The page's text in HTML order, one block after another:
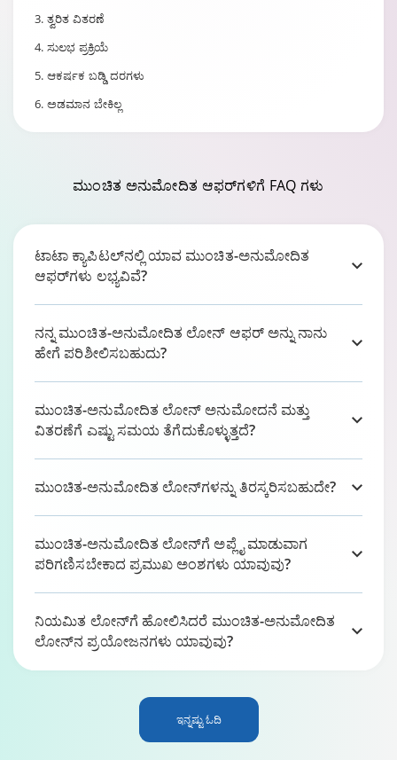
3. ತ್ವರಿತ ವಿತರಣೆ
4. ಸುಲಭ ಪ್ರಕ್ರಿಯೆ
5. ಆಕರ್ಷಕ ಬಡ್ಡಿ ದರಗಳು
6. ಅಡಮಾನ ಬೇಕಿಲ್ಲ
ಮುಂಚಿತ ಅನುಮೋದಿತ ಆಫರ್‌ಗಳಿಗೆ FAQ ಗಳು
ಟಾಟಾ ಕ್ಯಾಪಿಟಲ್‌ನಲ್ಲಿ ಯಾವ ಮುಂಚಿತ-ಅನುಮೋದಿತ
ಆಫರ್‌ಗಳು ಲಭ್ಯವಿವೆ?
ನನ್ನ ಮುಂಚಿತ-ಅನುಮೋದಿತ ಲೋನ್ ಆಫರ್ ಅನ್ನು ನಾನು
ಹೇಗೆ ಪರಿಶೀಲಿಸಬಹುದು?
ಮುಂಚಿತ-ಅನುಮೋದಿತ ಲೋನ್ ಅನುಮೋದನೆ ಮತ್ತು
ವಿತರಣೆಗೆ ಎಷ್ಟು ಸಮಯ ತೆಗೆದುಕೊಳ್ಳುತ್ತದೆ?
ಮುಂಚಿತ-ಅನುಮೋದಿತ ಲೋನ್‌ಗಳನ್ನು ತಿರಸ್ಕರಿಸಬಹುದೇ?
ಮುಂಚಿತ-ಅನುಮೋದಿತ ಲೋನ್‌ಗೆ ಅಪ್ಲೈ ಮಾಡುವಾಗ
ಪರಿಗಣಿಸಬೇಕಾದ ಪ್ರಮುಖ ಅಂಶಗಳು ಯಾವುವು?
ನಿಯಮಿತ ಲೋನ್‌ಗೆ ಹೋಲಿಸಿದರೆ ಮುಂಚಿತ-ಅನುಮೋದಿತ
ಲೋನ್‌ನ ಪ್ರಯೋಜನಗಳು ಯಾವುವು?
ಇನ್ನಷ್ಟು ಓದಿ